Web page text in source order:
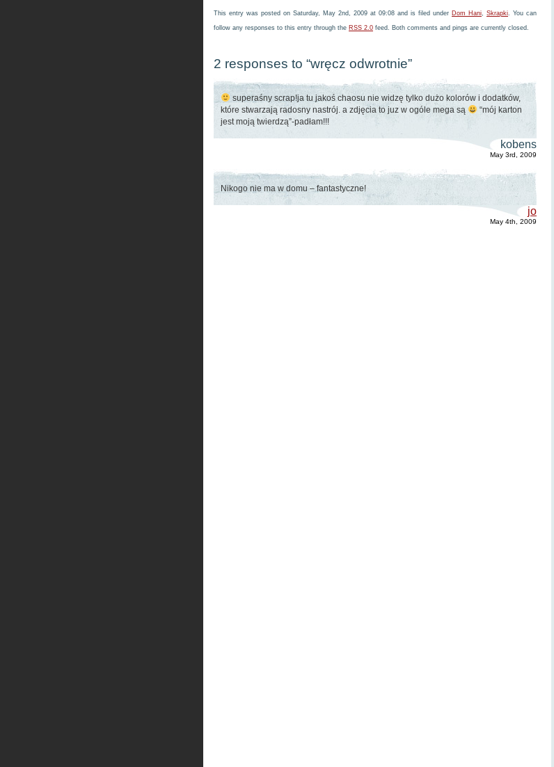
This entry was posted on Saturday, May 2nd, 2009 at 09:08 and is filed under Dom Hani, Skrapki. You can
follow any responses to this entry through the RSS 2.0 feed. Both comments and pings are currently closed.
2 responses to “wręcz odwrotnie”
superaśny scrap!ja tu jakoś chaosu nie widzę tylko dużo kolorów i dodatków,
które stwarzają radosny nastrój. a zdjęcia to juz w ogóle mega są
“mój karton
jest moją twierdzą”-padłam!!!
kobens
May 3rd, 2009
Nikogo nie ma w domu – fantastyczne!
jo
May 4th, 2009